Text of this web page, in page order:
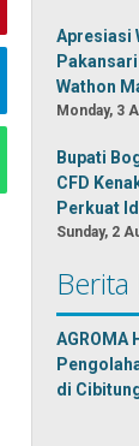
Apresiasi
Wathon
Monday, 3
Bupati
CFD
Perkuat
Sunday, 2
Berita
AGROMA
di